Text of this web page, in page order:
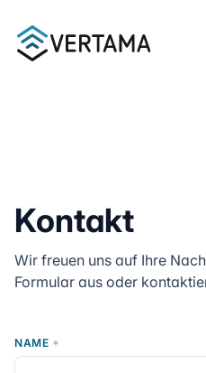
Kontakt
Wir freuen uns auf Ihre
Formular aus oder
NAME *